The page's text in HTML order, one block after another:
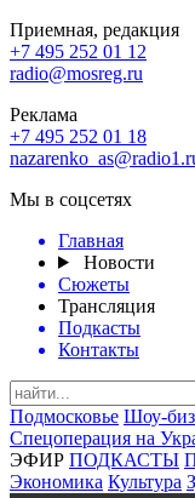
Приемная, редакция
+7 495 252 01 12
radio@mosreg.ru
Реклама
+7 495 252 01 18
Мы в соцсетях
Главная
Новости
Сюжеты
Трансляция
Подкасты
Контакты
Подмосковье Шоу-
Спецоперация на
ЭФИР ПОДКАСТЫ
Экономика Культура